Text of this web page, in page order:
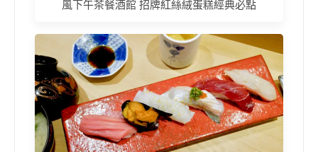
風下午茶餐酒館 招牌紅絲絨蛋糕經典必點